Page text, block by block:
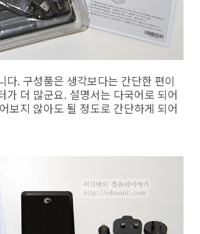
다. 구성품은 생각보다는 간단한 편이
가 더 많군요. 설명서는 다국어로 되어
보지 않아도 될 정도로 간단하게 되어